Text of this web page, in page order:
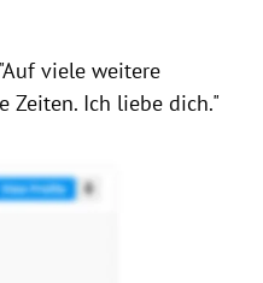
viele weitere
Zeiten. Ich liebe dich."